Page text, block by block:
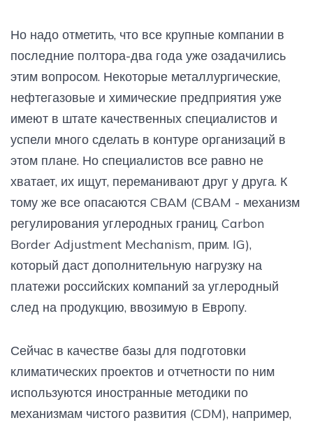
Но надо отметить, что все крупные компании в
последние полтора-два года уже озадачились
этим вопросом. Некоторые металлургические,
нефтегазовые и химические предприятия уже
имеют в штате качественных специалистов и
успели много сделать в контуре организаций в
этом плане. Но специалистов все равно не
хватает, их ищут, переманивают друг у друга. К
тому же все опасаются CBAM (CBAM - механизм
регулирования углеродных границ, Carbon
Border Adjustment Mechanism, прим. IG),
который даст дополнительную нагрузку на
платежи российских компаний за углеродный
след на продукцию, ввозимую в Европу.
Сейчас в качестве базы для подготовки
климатических проектов и отчетности по ним
используются иностранные методики по
механизмам чистого развития (CDM), например,